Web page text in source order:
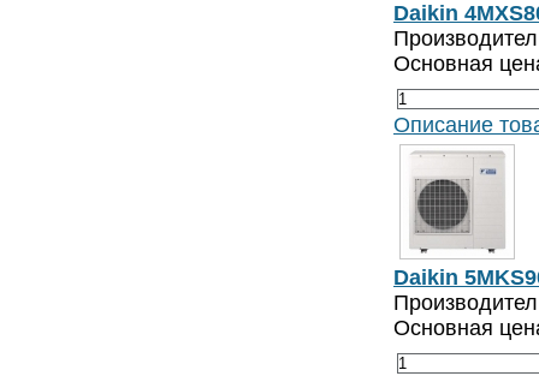
Daikin
Основная
Описание
Daikin
Основная